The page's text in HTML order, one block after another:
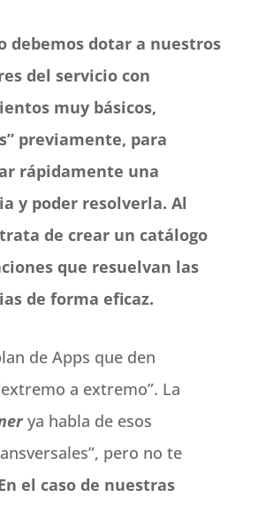
debemos dotar a nuestros
del servicio con
muy básicos,
previamente, para
rápidamente una
y poder resolverla. Al
de crear un catálogo
que resuelvan las
de forma eficaz.
de Apps que den
a extremo”. La
ya habla de esos
pero no te
el caso de nuestras